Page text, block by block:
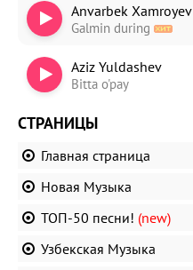
Anvarbek Xamroyev
Galmin during
Aziz Yuldashev
Bitta o'pay
СТРАНИЦЫ
Главная страница
Новая Музыка
ТОП-50 песни! (new)
Узбекская Музыка